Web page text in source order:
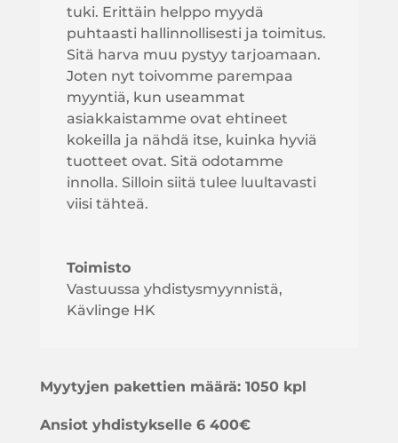
tuki. Erittäin helppo myydä
puhtaasti hallinnollisesti ja toimitus.
Sitä harva muu pystyy tarjoamaan.
Joten nyt toivomme parempaa
myyntiä, kun useammat
asiakkaistamme ovat ehtineet
kokeilla ja nähdä itse, kuinka hyviä
tuotteet ovat. Sitä odotamme
innolla. Silloin siitä tulee luultavasti
viisi tähteä.
Toimisto
Vastuussa yhdistysmyynnistä,
Kävlinge HK
Myytyjen pakettien määrä: 1050 kpl
Ansiot yhdistykselle 6 400€